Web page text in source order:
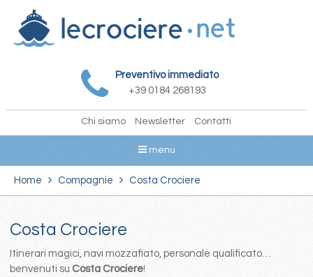
Preventivo immediato
+39 0184 268193
Chi siamo Newsletter Contatti
menu
Home Compagnie Costa Crociere
Costa Crociere
Itinerari magici, navi mozzafiato, personale qualificato…
benvenuti su Costa Crociere!